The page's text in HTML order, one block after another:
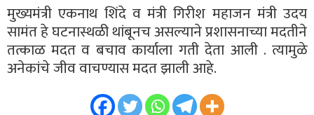
मुख्यमंत्री एकनाथ शिंदे व मंत्री गिरीश महाजन मंत्री उदय
सामंत हे घटनास्थळी थांबूनच असल्याने प्रशासनाच्या मदतीने
तत्काळ मदत व बचाव कार्याला गती देता आली . त्यामुळे
अनेकांचे जीव वाचण्यास मदत झाली आहे.